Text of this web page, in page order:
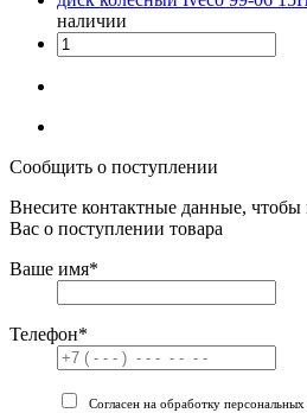
наличии
Сообщить о поступлении
Внесите контактные данные,
Вас о поступлении товара
Ваше имя*
Телефон*
Согласен на обработку